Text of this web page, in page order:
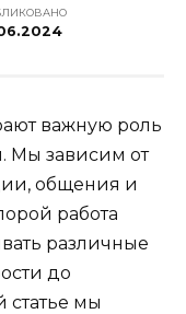
важную роль
Мы зависим от
общения и
работа
различные
до
статье мы